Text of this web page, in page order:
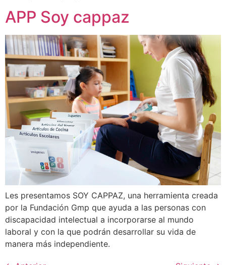
APP Soy cappaz
Les presentamos SOY CAPPAZ, una herramienta creada
por la Fundación Gmp que ayuda a las personas con
discapacidad intelectual a incorporarse al mundo
laboral y con la que podrán desarrollar su vida de
manera más independiente.